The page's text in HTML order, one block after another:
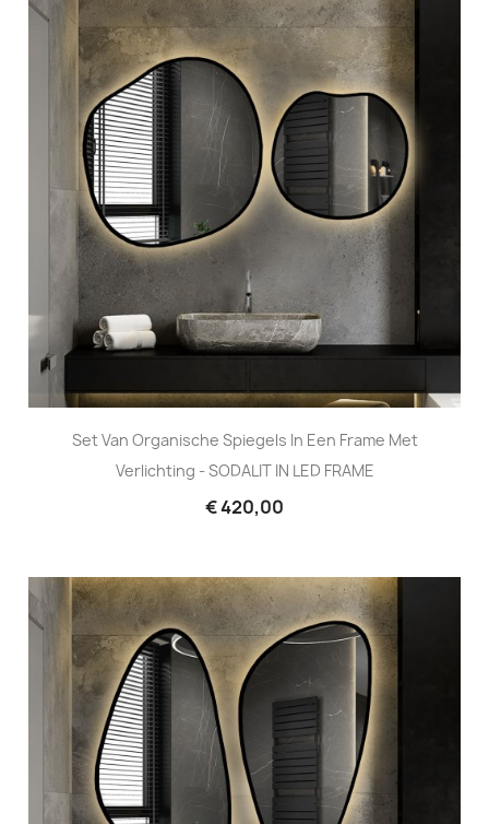
Set Van Organische Spiegels In Een Frame Met
Verlichting - SODALIT IN LED FRAME
€ 420,00